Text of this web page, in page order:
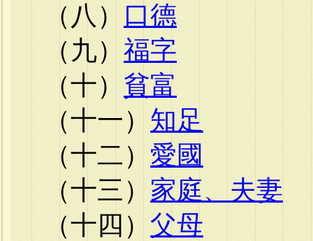
（八） 口德
（九） 福字
（十） 貧富
（十一） 知足
（十二） 愛國
（十三） 家庭、夫妻
（十四） 父母